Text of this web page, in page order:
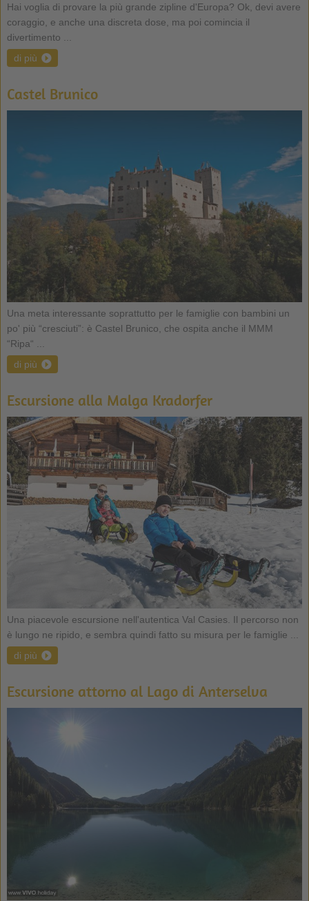
Hai voglia di provare la più grande zipline d'Europa? Ok, devi avere
coraggio, e anche una discreta dose, ma poi comincia il
divertimento ...
di più
Castel Brunico
Una meta interessante soprattutto per le famiglie con bambini un
po' più “cresciuti”: è Castel Brunico, che ospita anche il MMM
“Ripa“ ...
di più
Escursione alla Malga Kradorfer
Una piacevole escursione nell'autentica Val Casies. Il percorso non
è lungo ne ripido, e sembra quindi fatto su misura per le famiglie ...
di più
Escursione attorno al Lago di Anterselva